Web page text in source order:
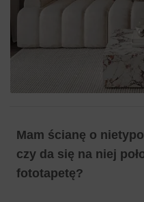
Mam ścianę o
czy da się na niej
fototapetę?